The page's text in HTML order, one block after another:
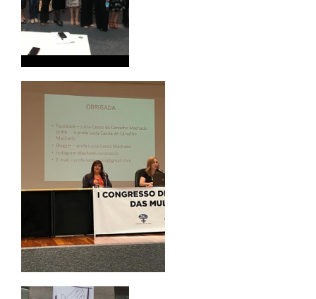
PORTAL DE ALUNOS
PORTAL DE PROFESSORES/ACADÊMICO
UNIESP
CONTATO
TRABALHE CONOSCO
OUVIDORIA